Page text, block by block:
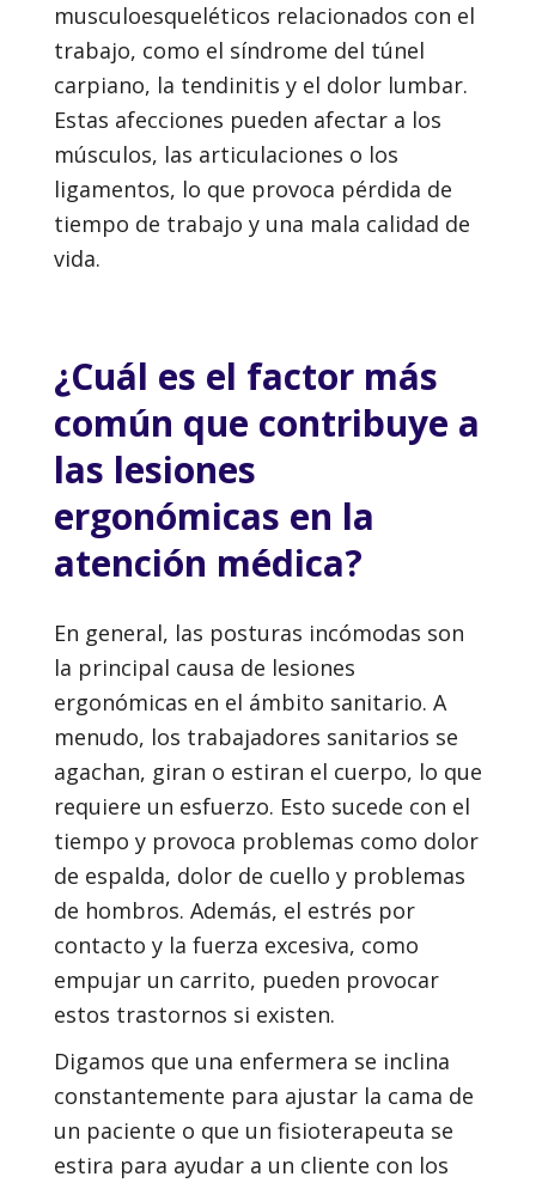
musculoesqueléticos relacionados con el
trabajo, como el síndrome del túnel
carpiano, la tendinitis y el dolor lumbar.
Estas afecciones pueden afectar a los
músculos, las articulaciones o los
ligamentos, lo que provoca pérdida de
tiempo de trabajo y una mala calidad de
vida.
¿Cuál es el factor más
común que contribuye a
las lesiones
ergonómicas en la
atención médica?
En general, las posturas incómodas son
la principal causa de lesiones
ergonómicas en el ámbito sanitario. A
menudo, los trabajadores sanitarios se
agachan, giran o estiran el cuerpo, lo que
requiere un esfuerzo. Esto sucede con el
tiempo y provoca problemas como dolor
de espalda, dolor de cuello y problemas
de hombros. Además, el estrés por
contacto y la fuerza excesiva, como
empujar un carrito, pueden provocar
estos trastornos si existen.
Digamos que una enfermera se inclina
constantemente para ajustar la cama de
un paciente o que un fisioterapeuta se
estira para ayudar a un cliente con los